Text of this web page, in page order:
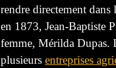
rendre directement dans
en 1873, Jean-Baptiste
femme, Mérilda Dupas.
plusieurs entreprises